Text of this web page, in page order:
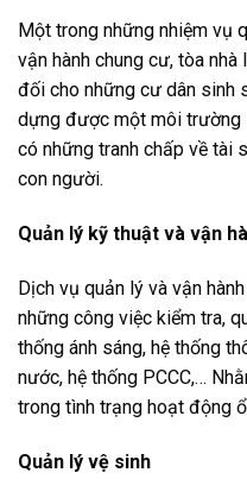
Một trong những nhiệm vụ
vận hành chung cư, tòa
đối cho những cư dân sinh
dựng được một môi trường
có những tranh chấp về tài
con người.
Quản lý kỹ thuật và vận
Dịch vụ quản lý và vận
những công việc kiểm tra,
thống ánh sáng, hệ thống
nước, hệ thống PCCC,…
trong tình trạng hoạt động
Quản lý vệ sinh